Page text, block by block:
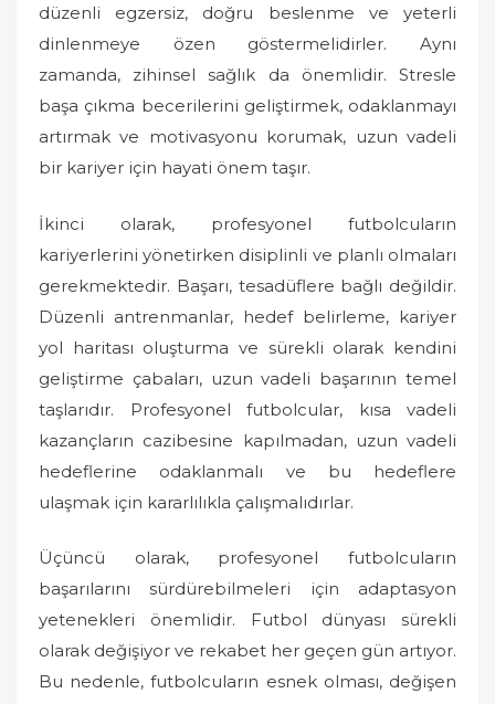
düzenli egzersiz, doğru beslenme ve yeterli
dinlenmeye özen göstermelidirler. Aynı
zamanda, zihinsel sağlık da önemlidir. Stresle
başa çıkma becerilerini geliştirmek, odaklanmayı
artırmak ve motivasyonu korumak, uzun vadeli
bir kariyer için hayati önem taşır.
İkinci olarak, profesyonel futbolcuların
kariyerlerini yönetirken disiplinli ve planlı olmaları
gerekmektedir. Başarı, tesadüflere bağlı değildir.
Düzenli antrenmanlar, hedef belirleme, kariyer
yol haritası oluşturma ve sürekli olarak kendini
geliştirme çabaları, uzun vadeli başarının temel
taşlarıdır. Profesyonel futbolcular, kısa vadeli
kazançların cazibesine kapılmadan, uzun vadeli
hedeflerine odaklanmalı ve bu hedeflere
ulaşmak için kararlılıkla çalışmalıdırlar.
Üçüncü olarak, profesyonel futbolcuların
başarılarını sürdürebilmeleri için adaptasyon
yetenekleri önemlidir. Futbol dünyası sürekli
olarak değişiyor ve rekabet her geçen gün artıyor.
Bu nedenle, futbolcuların esnek olması, değişen